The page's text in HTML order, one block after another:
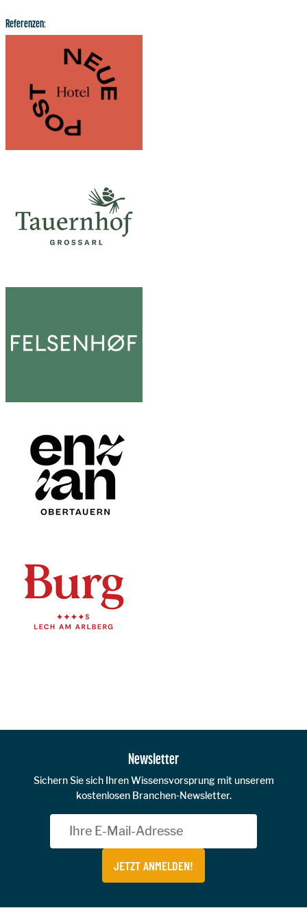
Referenzen:
Newsletter
Sichern Sie sich Ihren Wissensvorsprung mit unserem
kostenlosen Branchen-Newsletter.
JETZT ANMELDEN!